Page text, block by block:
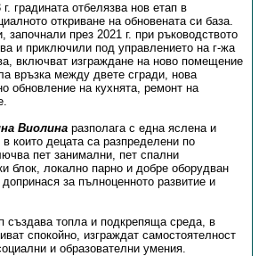
градината отбелязва нов етап в
откриване на обновената си база.
започнали през 2021 г. при ръководството
и приключили под управлението на г-жа
включват изграждане на ново помещение
връзка между двете сгради, нова
обновление на кухнята, ремонт на
Виолинаразполага с една яслена и
които децата са разпределени по
пет занимални, пет спални
блок, локално парно и добре оборудван
за пълноценното развитие и
създава топла и подкрепяща среда, в
спокойно, изграждат самостоятелност
и образователни умения.